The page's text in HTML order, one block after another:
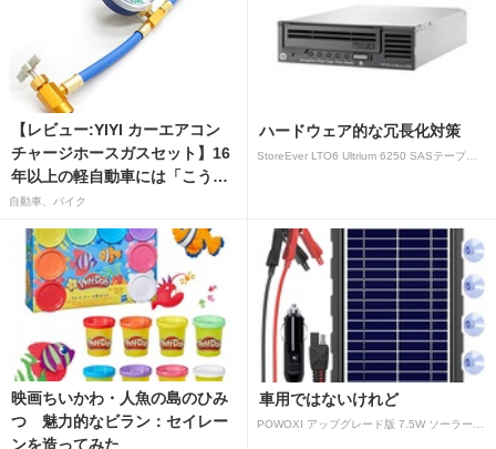
【レビュー:YIYI カーエアコン
チャージホースガスセット】16
年以上の軽自動車には「こうか
はばつぐんだ」が…
自動車、バイク
ハードウェア的な冗長化対策
映画ちいかわ・人魚の島のひみ
つ 魅力的なビラン：セイレー
ンを造ってみた
車用ではないけれど